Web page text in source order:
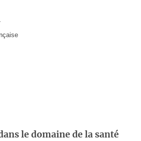
le domaine de la santé